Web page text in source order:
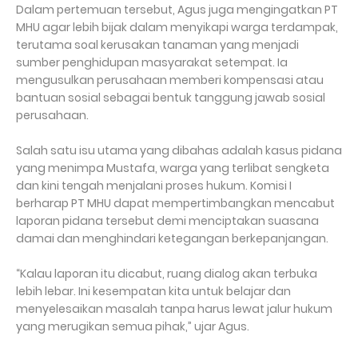
Dalam pertemuan tersebut, Agus juga mengingatkan PT
MHU agar lebih bijak dalam menyikapi warga terdampak,
terutama soal kerusakan tanaman yang menjadi
sumber penghidupan masyarakat setempat. Ia
mengusulkan perusahaan memberi kompensasi atau
bantuan sosial sebagai bentuk tanggung jawab sosial
perusahaan.
Salah satu isu utama yang dibahas adalah kasus pidana
yang menimpa Mustafa, warga yang terlibat sengketa
dan kini tengah menjalani proses hukum. Komisi I
berharap PT MHU dapat mempertimbangkan mencabut
laporan pidana tersebut demi menciptakan suasana
damai dan menghindari ketegangan berkepanjangan.
“Kalau laporan itu dicabut, ruang dialog akan terbuka
lebih lebar. Ini kesempatan kita untuk belajar dan
menyelesaikan masalah tanpa harus lewat jalur hukum
yang merugikan semua pihak,” ujar Agus.